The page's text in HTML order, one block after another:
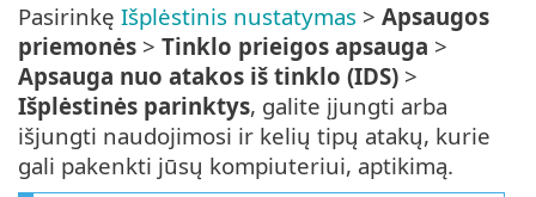
Pasirinkę Išplėstinis nustatymas > Apsaugos
priemonės > Tinklo prieigos apsauga >
Apsauga nuo atakos iš tinklo (IDS) >
Išplėstinės parinktys, galite įjungti arba
išjungti naudojimosi ir kelių tipų atakų, kurie
gali pakenkti jūsų kompiuteriui, aptikimą.